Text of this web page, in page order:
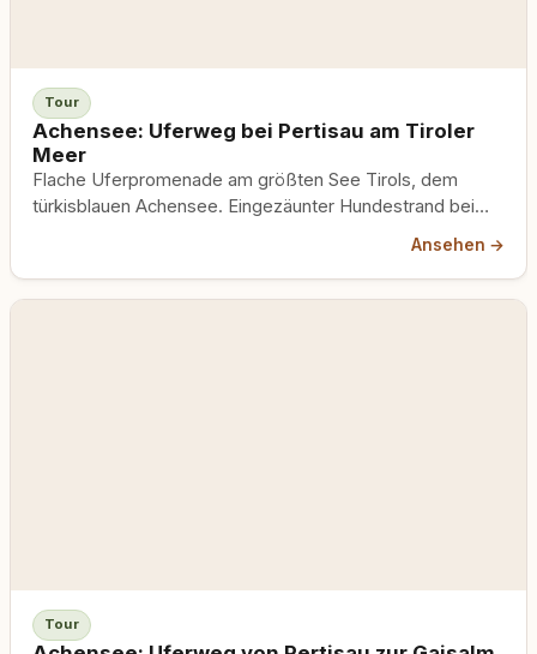
Tour
Achensee: Uferweg bei Pertisau am Tiroler
Meer
Flache Uferpromenade am größten See Tirols, dem
türkisblauen Achensee. Eingezäunter Hundestrand bei
Ansehen →
Tour